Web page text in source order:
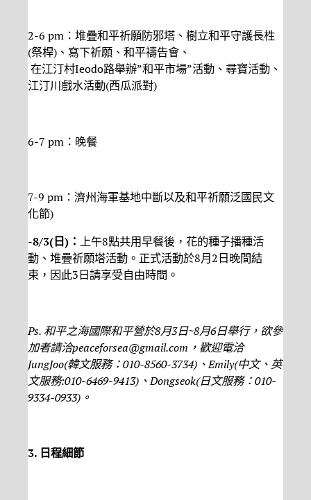
2-6 pm：堆疊和平祈願防邪塔、樹立和平守護長栍
(祭桿)、寫下祈願、和平禱告會、
在江汀村Ieodo路舉辦”和平市場”活動、尋寶活動、
江汀川戲水活動(西瓜派對)
6-7 pm：晚餐
7-9 pm：濟州海軍基地中斷以及和平祈願泛國民文
化節)
-8/3(日)： 上午8點共用早餐後，花的種子播種活
動、堆疊祈願塔活動。正式活動於8月2日晚間結
束，因此3日請享受自由時間。
Ps. 和平之海國際和平營於8月3日~8月6日舉行，欲參
加者請洽peaceforsea@gmail.com ，歡迎電洽
JungJoo(韓文服務：010-8560-3734) 、Emily(中文、英
文服務:010-6469-9413) 、Dongseok(日文服務：010-
9334-0933) 。
3. 日程細節